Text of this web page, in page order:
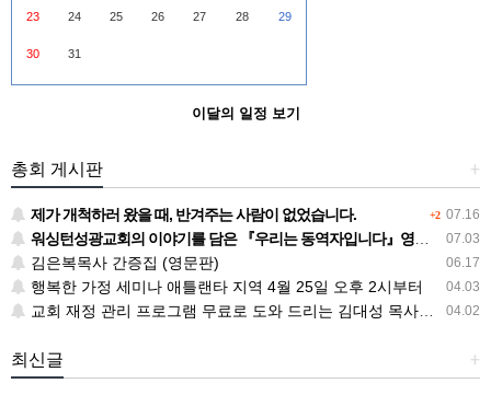
23 24 25 26 27 28 29
30 31
이달의 일정 보기
+
총회 게시판
+2 07.16
제가 개척하러 왔을 때, 반겨주는 사람이 없었습니다.
07.03
워싱턴성광교회의 이야기를 담은 『우리는 동역자입니다』영문판 『The God I Met』
06.17
김은복목사 간증집 (영문판)
04.03
행복한 가정 세미나 애틀랜타 지역 4월 25일 오후 2시부터
04.02
교회 재정 관리 프로그램 무료로 도와 드리는 김대성 목사님의 사랑
+
최신글